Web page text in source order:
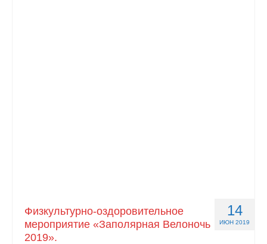
14
ИЮН 2019
Физкультурно-оздоровительное
мероприятие «Заполярная Велоночь
2019».